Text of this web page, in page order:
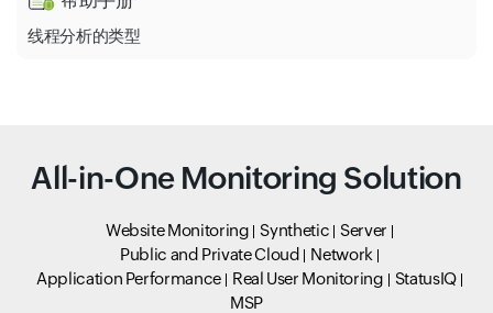
线程分析的类型
All-in-One Monitoring Solution
Website Monitoring Synthetic
Server
Public and Private Cloud
Network
Application Performance
Real User Monitoring
StatusIQ
MSP